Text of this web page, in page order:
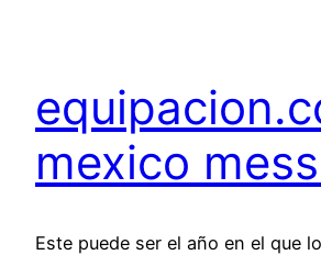
mexico
Este puede ser el año en el que